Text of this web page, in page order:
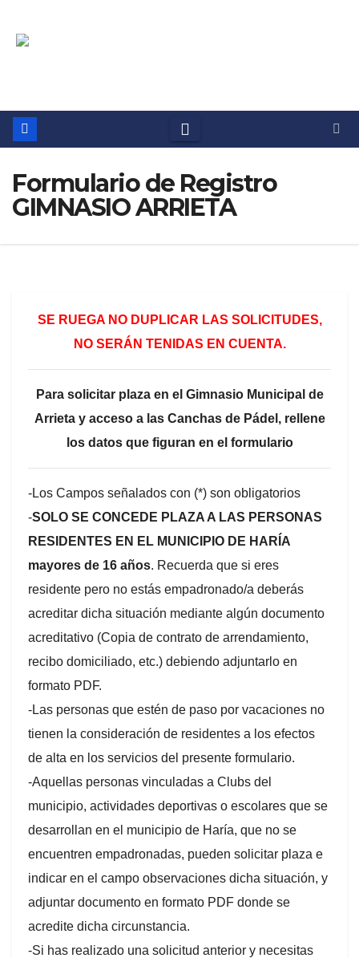
Formulario de Registro
GIMNASIO ARRIETA
SE RUEGA NO DUPLICAR LAS SOLICITUDES,
NO SERÁN TENIDAS EN CUENTA.
Para solicitar plaza en el Gimnasio Municipal de
Arrieta y acceso a las Canchas de Pádel, rellene
los datos que figuran en el formulario
-Los Campos señalados con (*) son obligatorios
-SOLO SE CONCEDE PLAZA A LAS PERSONAS
RESIDENTES EN EL MUNICIPIO DE HARÍA
mayores de 16 años. Recuerda que si eres
residente pero no estás empadronado/a deberás
acreditar dicha situación mediante algún documento
acreditativo (Copia de contrato de arrendamiento,
recibo domiciliado, etc.) debiendo adjuntarlo en
formato PDF.
-Las personas que estén de paso por vacaciones no
tienen la consideración de residentes a los efectos
de alta en los servicios del presente formulario.
-Aquellas personas vinculadas a Clubs del
municipio, actividades deportivas o escolares que se
desarrollan en el municipio de Haría, que no se
encuentren empadronadas, pueden solicitar plaza e
indicar en el campo observaciones dicha situación, y
adjuntar documento en formato PDF donde se
acredite dicha circunstancia.
-Si has realizado una solicitud anterior y necesitas